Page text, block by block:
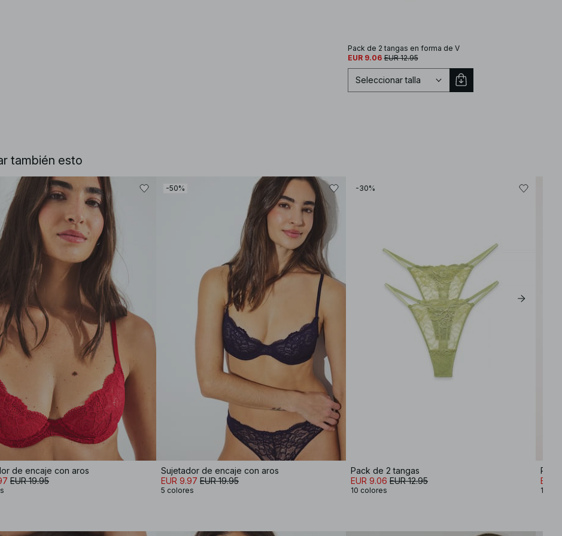
Pack de 2 tangas en forma de V
EUR 9.06 EUR 12.95
XS
Seleccionar talla
también esto
de encaje con aros
EUR 19.95
-50%
Sujetador de encaje con aros
EUR 9.97 EUR 19.95
5 colores
-30%
Pack de 2 tangas
EUR 9.06 EUR 12.95
10 colores
EUR
10